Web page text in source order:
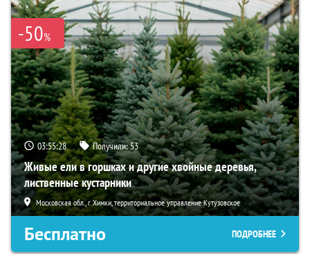
-50%
03:55:27 Получили:53
Живые ели в горшках и другие хвойные деревья,
лиственные кустарники
Московская обл., г. Химки, территориальное управление Кутузовское
Бесплатно ПОДРОБНЕЕ